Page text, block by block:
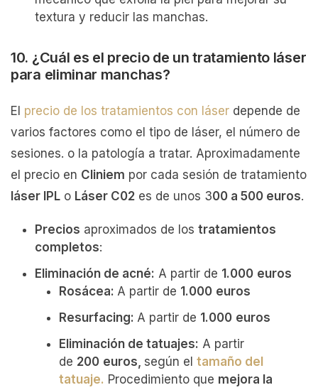
textura y reducir las manchas.
10. ¿Cuál es el precio de un tratamiento láser
para eliminar manchas?
El precio de los tratamientos con láser depende de
varios factores como el tipo de láser, el número de
sesiones. o la patología a tratar. Aproximadamente
el precio en Cliniem por cada sesión de tratamiento
láser IPL o Láser C02 es de unos 300 a 500 euros.
Precios aproximados de los tratamientos
completos:
Eliminación de acné: A partir de 1.000 euros
Rosácea: A partir de 1.000 euros
Resurfacing: A partir de 1.000 euros
Eliminación de tatuajes: A partir
de 200 euros, según el tamaño del
tatuaje. Procedimiento que mejora la